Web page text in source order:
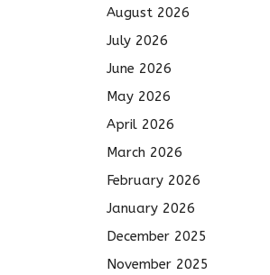
August 2026
July 2026
June 2026
May 2026
April 2026
March 2026
February 2026
January 2026
December 2025
November 2025